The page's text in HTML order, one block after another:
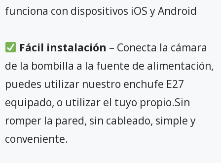
funciona con dispositivos iOS y Android
Fácil instalación – Conecta la cámara
de la bombilla a la fuente de alimentación,
puedes utilizar nuestro enchufe E27
equipado, o utilizar el tuyo propio.Sin
romper la pared, sin cableado, simple y
conveniente.